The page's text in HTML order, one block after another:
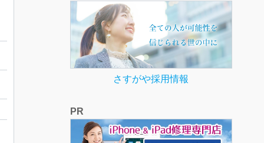
さすがや採用情報
PR